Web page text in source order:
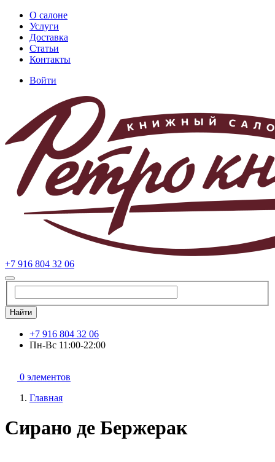
Перейти
основному
содержанию
Основная
навигация
О салоне
Услуги
Доставка
Статьи
Контакты
учётной
записи
пользователя
Войти
+7 916 804 32 06
Найти
+7 916 804 32 06
Пн-Вс 11:00-22:00
0 элементов
Главная
Сирано де Бержерак